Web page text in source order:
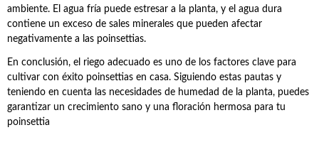
ambiente. El agua fría puede estresar a la planta, y el agua dura
contiene un exceso de sales minerales que pueden afectar
negativamente a las poinsettias.
En conclusión, el riego adecuado es uno de los factores clave para
cultivar con éxito poinsettias en casa. Siguiendo estas pautas y
teniendo en cuenta las necesidades de humedad de la planta, puedes
garantizar un crecimiento sano y una floración hermosa para tu
poinsettia